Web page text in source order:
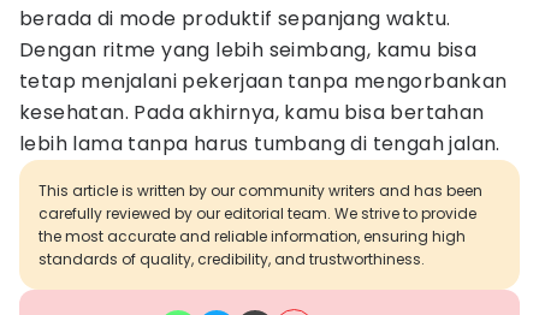
berada di mode produktif sepanjang waktu.
Dengan ritme yang lebih seimbang, kamu bisa
tetap menjalani pekerjaan tanpa mengorbankan
kesehatan. Pada akhirnya, kamu bisa bertahan
lebih lama tanpa harus tumbang di tengah jalan.
This article is written by our community writers and has been
carefully reviewed by our editorial team. We strive to provide
the most accurate and reliable information, ensuring high
standards of quality, credibility, and trustworthiness.